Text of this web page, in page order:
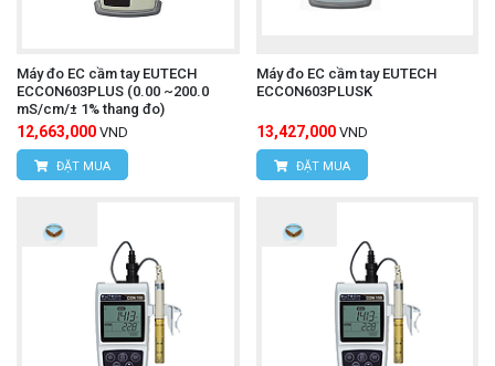
Máy đo EC cầm tay EUTECH
ECCON603PLUS (0.00 ~200.0
mS/cm/± 1% thang đo)
12,663,000 VND
ĐẶT MUA
Máy đo EC cầm tay EUTECH
ECCON603PLUSK
13,427,000 VND
ĐẶT MUA